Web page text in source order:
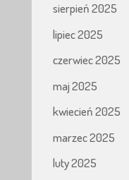
sierpień 2025
lipiec 2025
czerwiec 2025
maj 2025
kwiecień 2025
marzec 2025
luty 2025